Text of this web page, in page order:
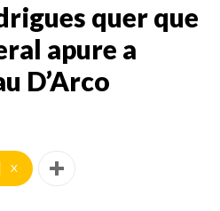
quer que
apure a
D’Arco
X